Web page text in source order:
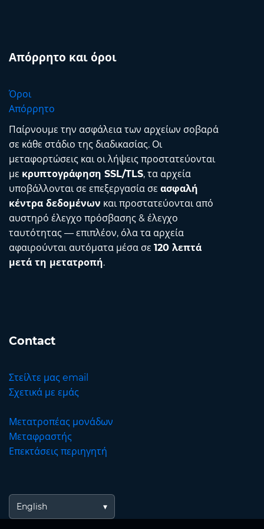
Απόρρητο και όροι
Όροι
Απόρρητο
Παίρνουμε την ασφάλεια των αρχείων σοβαρά
σε κάθε στάδιο της διαδικασίας. Οι
μεταφορτώσεις και οι λήψεις προστατεύονται
με κρυπτογράφηση SSL/TLS, τα αρχεία
υποβάλλονται σε επεξεργασία σε ασφαλή
κέντρα δεδομένων και προστατεύονται από
αυστηρό έλεγχο πρόσβασης & έλεγχο
ταυτότητας — επιπλέον, όλα τα αρχεία
αφαιρούνται αυτόματα μέσα σε 120 λεπτά
μετά τη μετατροπή.
Contact
Στείλτε μας email
Σχετικά με εμάς
Μετατροπέας μονάδων
Μεταφραστής
Επεκτάσεις περιηγητή
English